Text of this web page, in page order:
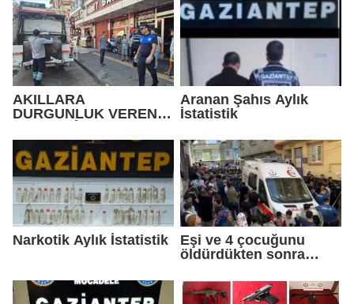
AKILLARA
DURGUNLUK VEREN
Aranan Şahıs Aylık
İstatistik
Narkotik Aylık İstatistik
Eşi ve 4 çocuğunu
öldürdükten sonra